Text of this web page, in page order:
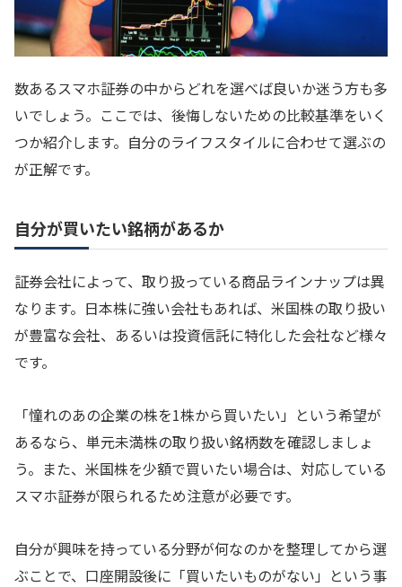
数あるスマホ証券の中からどれを選べば良いか迷う方も多
いでしょう。ここでは、後悔しないための比較基準をいく
つか紹介します。自分のライフスタイルに合わせて選ぶの
が正解です。
自分が買いたい銘柄があるか
証券会社によって、取り扱っている商品ラインナップは異
なります。日本株に強い会社もあれば、米国株の取り扱い
が豊富な会社、あるいは投資信託に特化した会社など様々
です。
「憧れのあの企業の株を1株から買いたい」という希望が
あるなら、単元未満株の取り扱い銘柄数を確認しましょ
う。また、米国株を少額で買いたい場合は、対応している
スマホ証券が限られるため注意が必要です。
自分が興味を持っている分野が何なのかを整理してから選
ぶことで、口座開設後に「買いたいものがない」という事